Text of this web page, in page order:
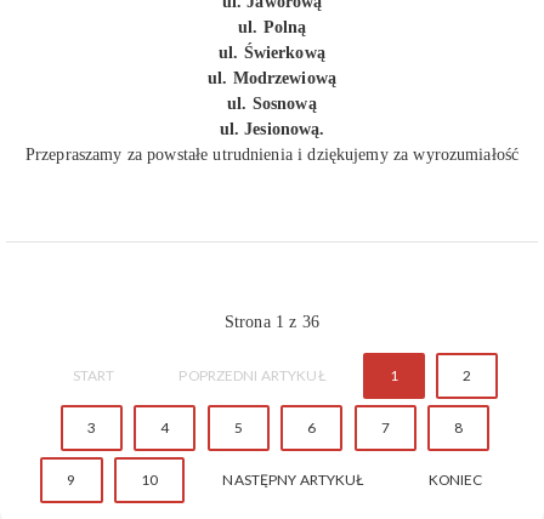
ul. Polną
ul. Świerkową
ul. Modrzewiową
ul. Sosnową
ul. Jesionową.
Przepraszamy za powstałe utrudnienia i dziękujemy za wyrozumiałość
Strona 1 z 36
START POPRZEDNI ARTYKUŁ 1 2
3 4 5 6 7 8
9 10 NASTĘPNY ARTYKUŁ KONIEC